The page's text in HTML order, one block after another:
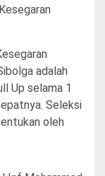
adalah
Up selama 1
Seleksi
oleh